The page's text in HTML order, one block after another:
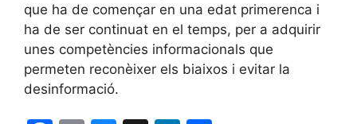
que ha de començar en una edat primerenca i
ha de ser continuat en el temps, per a adquirir
unes competències informacionals que
permeten reconèixer els biaixos i evitar la
desinformació.